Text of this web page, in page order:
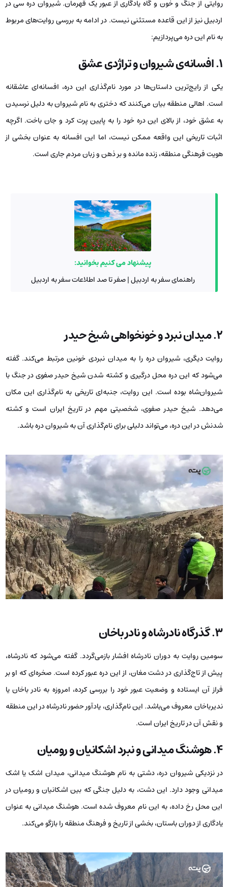
روایتی از جنگ و خون و گاه یادگاری از عبور یک قهرمان. شیروان دره سی در
اردبیل نیز از این قاعده مستثنی نیست. در ادامه به بررسی روایت‌های مربوط
به نام این دره می‌پردازیم:
۱. افسانه‌ی شیروان و تراژدی عشق
یکی از رایج‌ترین داستان‌ها در مورد نام‌گذاری این دره، افسانه‌ای عاشقانه
است. اهالی منطقه بیان می‌کنند که دختری به نام شیروان به دلیل نرسیدن
به عشق خود، از بالای این دره خود را به پایین پرت کرد و جان باخت. اگرچه
اثبات تاریخی این واقعه ممکن نیست، اما این افسانه به عنوان بخشی از
هویت فرهنگی منطقه، زنده مانده و بر ذهن و زبان مردم جاری است.
پیشنهاد می کنیم بخوانید:
راهنمای سفر به اردبیل | صفر تا صد اطلاعات سفر به اردبیل
۲. میدان نبرد و خونخواهی شیخ حیدر
روایت دیگری، شیروان دره را به میدان نبردی خونین مرتبط می‌کند. گفته
می‌شود که این دره محل درگیری و کشته شدن شیخ حیدر صفوی در جنگ با
شیروان‌شاه بوده است. این روایت، جنبه‌ای تاریخی به نام‌گذاری این مکان
می‌دهد. شیخ حیدر صفوی، شخصیتی مهم در تاریخ ایران است و کشته
شدنش در این دره، می‌تواند دلیلی برای نام‌گذاری آن به شیروان دره باشد.
۳. گذرگاه نادرشاه و نادر باخان
سومین روایت به دوران نادرشاه افشار بازمی‌گردد. گفته می‌شود که نادرشاه،
پیش از تاج‌گذاری در دشت مغان، از این دره عبور کرده است. صخره‌ای که او بر
فراز آن ایستاده و وضعیت عبور خود را بررسی کرده، امروزه به نادر باخان یا
ندیرباخان معروف می‌باشد. این نام‌گذاری، یادآور حضور نادرشاه در این منطقه
و نقش آن در تاریخ ایران است.
۴. هوشنگ میدانی و نبرد اشکانیان و رومیان
در نزدیکی شیروان دره، دشتی به نام هوشنگ میدانی، میدان اشک یا اشک
میدانی وجود دارد. این دشت، به دلیل جنگی که بین اشکانیان و رومیان در
این محل رخ داده، به این نام معروف شده است. هوشنگ میدانی به عنوان
یادگاری از دوران باستان، بخشی از تاریخ و فرهنگ منطقه را بازگو می‌کند.